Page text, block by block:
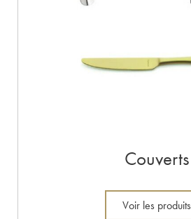
Couverts
Voir les produits